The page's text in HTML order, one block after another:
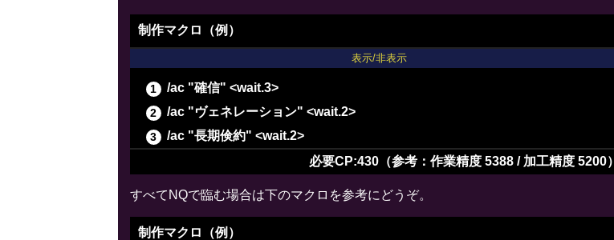
制作マクロ（例）
表示/非表示
/ac "確信" <wait.3>
/ac "ヴェネレーション" <wait.2>
/ac "長期倹約" <wait.2>
/ac "下地加工" <wait.3>
必要CP:430（参考：作業精度 5388 / 加工精度 5200）
すべてNQで臨む場合は下のマクロを参考にどうぞ。
制作マクロ（例）